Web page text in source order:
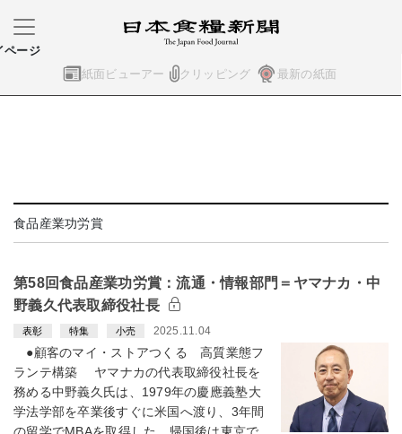
紙面ビューアー クリッピング 最新の紙面
ページ
食品産業功労賞
第58回食品産業功労賞：流通・情報部門＝ヤマナカ・中
野義久代表取締役社長
表彰 特集 小売 2025.11.04
●顧客のマイ・ストアつくる 高質業態フ
ランテ構築 ヤマナカの代表取締役社長を
務める中野義久氏は、1979年の慶應義塾大
学法学部を卒業後すぐに米国へ渡り、3年間